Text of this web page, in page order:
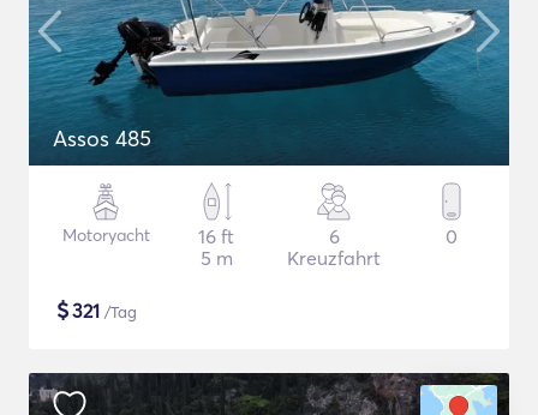
Assos 485
Motoryacht
16 ft
5 m
6
Kreuzfahrt
0
$321 /Tag